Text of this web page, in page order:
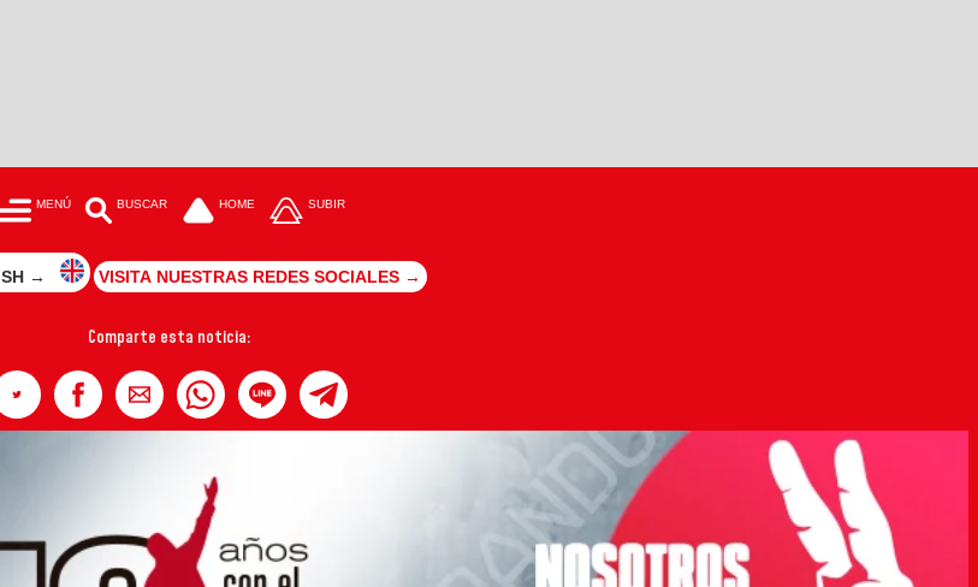
MENÚ BUSCAR HOME SUBIR
→ VISITA NUESTRAS REDES SOCIALES →
Comparte esta noticia: